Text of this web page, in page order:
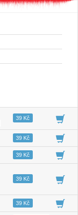
05:1539 Kč
03:3239 Kč
03:4339 Kč
05:4839 Kč
04:1039 Kč